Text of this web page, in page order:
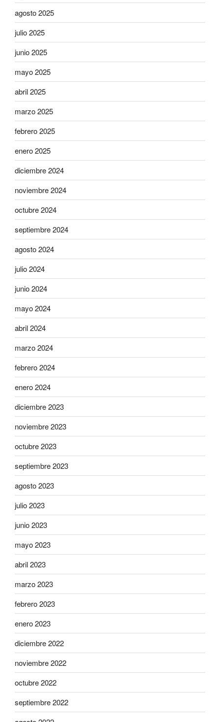
agosto 2025
julio 2025
junio 2025
mayo 2025
abril 2025
marzo 2025
febrero 2025
enero 2025
diciembre 2024
noviembre 2024
octubre 2024
septiembre 2024
agosto 2024
julio 2024
junio 2024
mayo 2024
abril 2024
marzo 2024
febrero 2024
enero 2024
diciembre 2023
noviembre 2023
octubre 2023
septiembre 2023
agosto 2023
julio 2023
junio 2023
mayo 2023
abril 2023
marzo 2023
febrero 2023
enero 2023
diciembre 2022
noviembre 2022
octubre 2022
septiembre 2022